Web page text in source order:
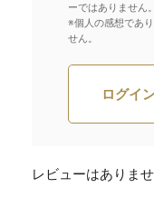
ーではありません。
※個人の感想であ
せん。
ログイ
レビューはありませ